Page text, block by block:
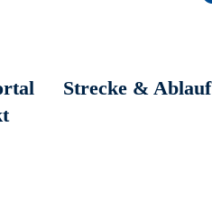
Strecke & Ablauf